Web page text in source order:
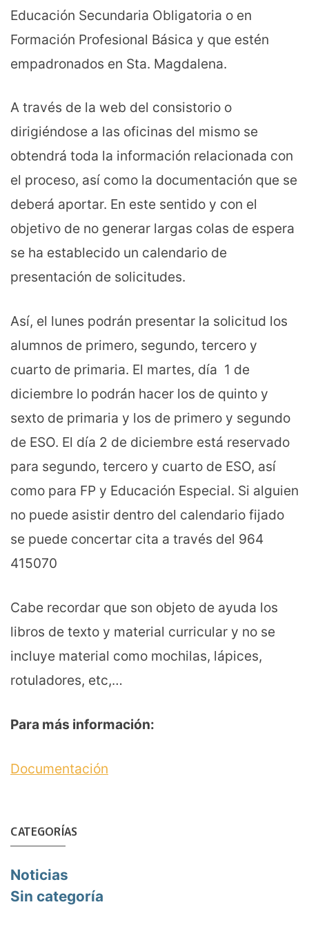
Educación Secundaria Obligatoria o en
Formación Profesional Básica y que estén
empadronados en Sta. Magdalena.
A través de la web del consistorio o
dirigiéndose a las oficinas del mismo se
obtendrá toda la información relacionada con
el proceso, así como la documentación que se
deberá aportar. En este sentido y con el
objetivo de no generar largas colas de espera
se ha establecido un calendario de
presentación de solicitudes.
Así, el lunes podrán presentar la solicitud los
alumnos de primero, segundo, tercero y
cuarto de primaria. El martes, día 1 de
diciembre lo podrán hacer los de quinto y
sexto de primaria y los de primero y segundo
de ESO. El día 2 de diciembre está reservado
para segundo, tercero y cuarto de ESO, así
como para FP y Educación Especial. Si alguien
no puede asistir dentro del calendario fijado
se puede concertar cita a través del 964
415070
Cabe recordar que son objeto de ayuda los
libros de texto y material curricular y no se
incluye material como mochilas, lápices,
rotuladores, etc,…
Para más información:
Documentación
CATEGORÍAS
Noticias
Sin categoría